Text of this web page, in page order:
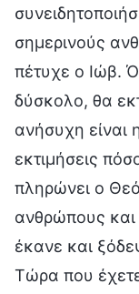
σημερινούς
πέτυχε ο Ιώβ.
δύσκολο, θα
ανήσυχη είναι
εκτιμήσεις
πληρώνει ο
ανθρώπους και
έκανε και
Τώρα που